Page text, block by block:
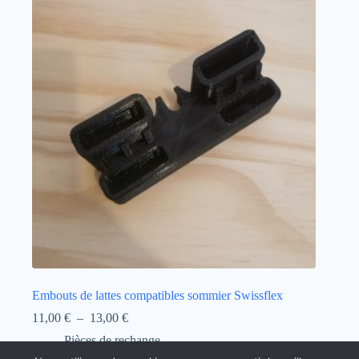
Embouts de lattes compatibles sommier Swissflex
11,00 € – 13,00 €Plage
prix :
Pièces de rechange